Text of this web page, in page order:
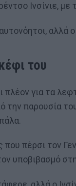
Ινσίνιε,
αυτονόητοι,
του
πλέον για τα
την παρουσία
που πέρσι τον
υποβιβασμό